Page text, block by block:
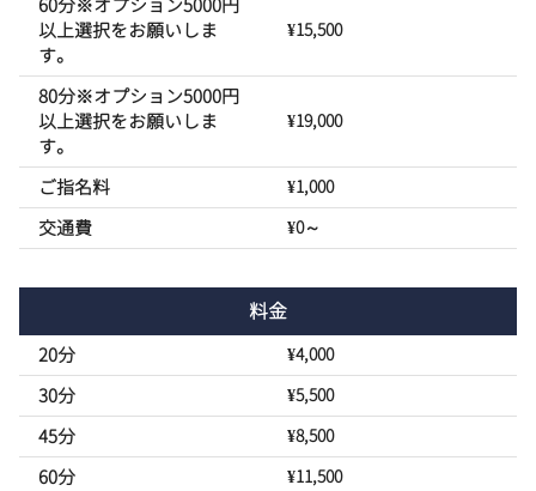
60分※オプション5000円
以上選択をお願いしま
す。
¥15,500
80分※オプション5000円
以上選択をお願いしま
す。
¥19,000
ご指名料 ¥1,000
交通費 ¥0～
料金
20分 ¥4,000
30分 ¥5,500
45分 ¥8,500
60分 ¥11,500